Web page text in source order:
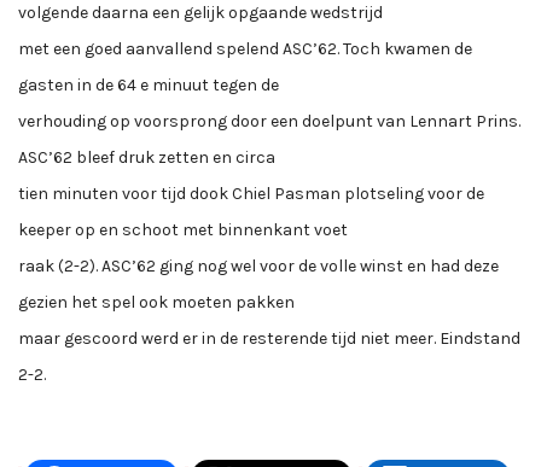
volgende daarna een gelijk opgaande wedstrijd
met een goed aanvallend spelend ASC’62. Toch kwamen de
gasten in de 64 e minuut tegen de
verhouding op voorsprong door een doelpunt van Lennart Prins.
ASC’62 bleef druk zetten en circa
tien minuten voor tijd dook Chiel Pasman plotseling voor de
keeper op en schoot met binnenkant voet
raak (2-2). ASC’62 ging nog wel voor de volle winst en had deze
gezien het spel ook moeten pakken
maar gescoord werd er in de resterende tijd niet meer. Eindstand
2-2.